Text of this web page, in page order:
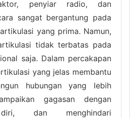
penyiar radio, dan
sangat bergantung pada
yang prima. Namun,
tidak terbatas pada
saja. Dalam percakapan
yang jelas membantu
hubungan yang lebih
gagasan dengan
dan menghindari